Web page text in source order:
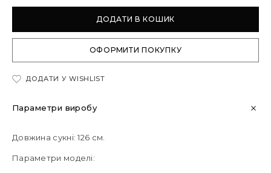
ДОДАТИ В КОШИК
ОФОРМИТИ ПОКУПКУ
ДОДАТИ У WISHLIST
Параметри виробу
Довжина сукні: 126 см.
Параметри моделі: